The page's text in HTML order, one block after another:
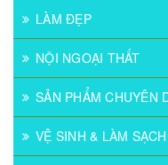
LÀM ĐẸP
NỘI NGOẠI THẤT
SẢN PHẨM CHUYÊN
VỆ SINH & LÀM SẠCH